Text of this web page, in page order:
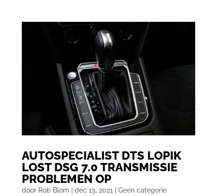
AUTOSPECIALIST DTS LOPIK
LOST DSG 7.0 TRANSMISSIE
PROBLEMEN OP
door Rob Blom dec 13, 2021| Geen categorie